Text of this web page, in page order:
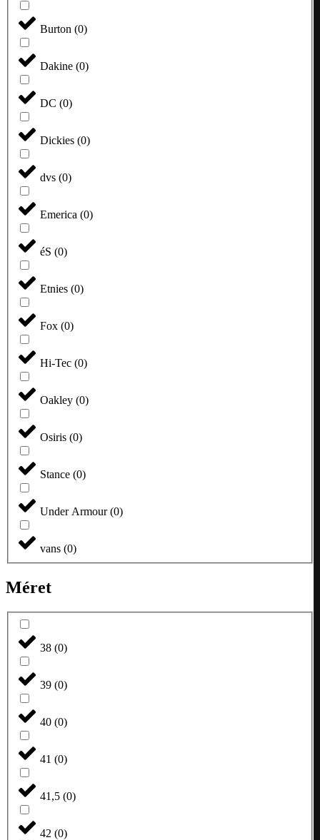
Burton (0)
Dakine (0)
DC (0)
Dickies (0)
dvs (0)
Emerica (0)
éS (0)
Etnies (0)
Fox (0)
Hi-Tec (0)
Oakley (0)
Osiris (0)
Stance (0)
Under Armour(0)
vans (0)
Méret
38 (0)
39 (0)
40 (0)
41 (0)
41,5 (0)
42 (0)